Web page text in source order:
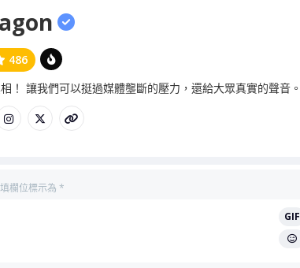
486
管
員
！ 讓我們可以挺過媒體壟斷的壓力，還給大眾真實的聲音。
欄位標示為 *
GIF